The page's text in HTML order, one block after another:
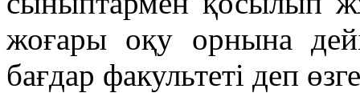
жоғары оқу орнына
бағдар факультеті деп